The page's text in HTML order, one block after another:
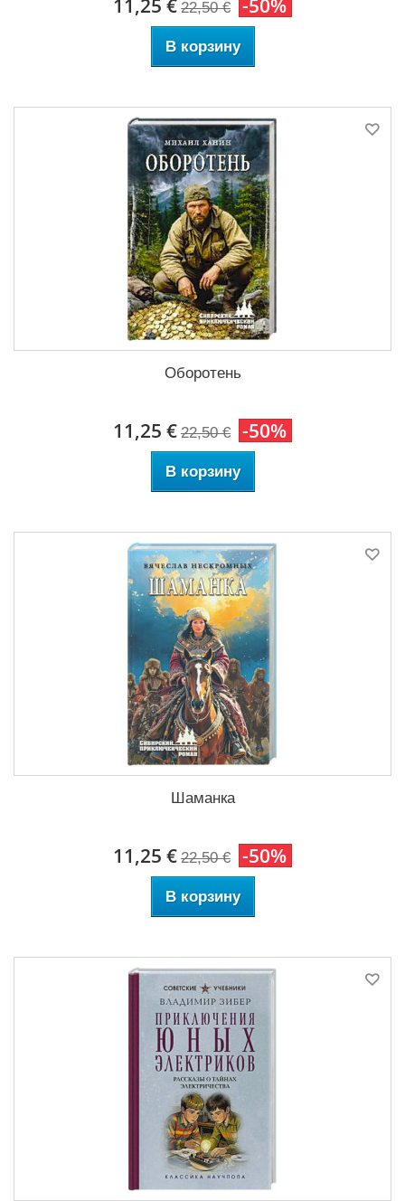
11,25 € 22,50 € -50%
В корзину
Оборотень
11,25 € 22,50 € -50%
В корзину
Шаманка
11,25 € 22,50 € -50%
В корзину